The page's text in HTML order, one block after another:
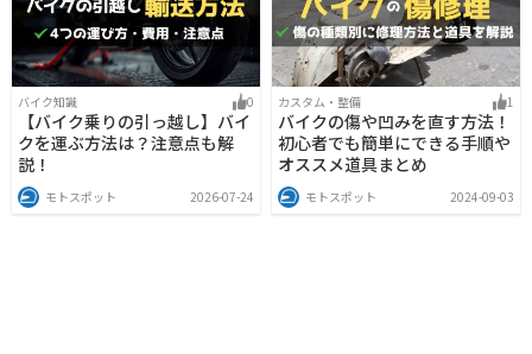
バイク知識 0
【バイク乗りの引っ越し】バイ
クを運ぶ方法は？注意点も解
説！
モトスポット 2026-07-24
カスタム・整備 1
バイクの傷や凹みを直す方法！
初心者でも簡単にできる手順や
オススメ道具まとめ
モトスポット 2024-09-03